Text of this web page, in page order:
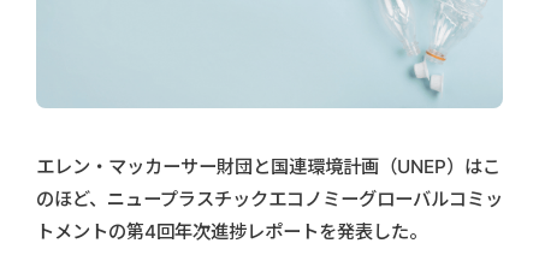
エレン・マッカーサー財団と国連環境計画（UNEP）はこ
のほど、ニュープラスチックエコノミーグローバルコミッ
トメントの第4回年次進捗レポートを発表した。